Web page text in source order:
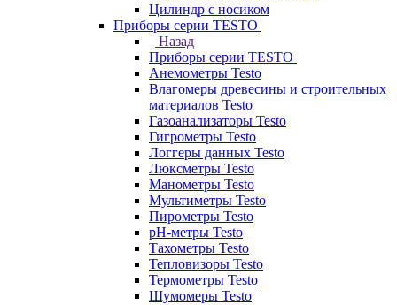
Цилиндр с носиком
Приборы серии TESTO
Назад
Приборы серии TESTO
Анемометры Testo
Влагомеры древесины и строительных
материалов Testo
Газоанализаторы Testo
Гигрометры Testo
Логгеры данных Testo
Люксметры Testo
Манометры Testo
Мультиметры Testo
Пирометры Testo
pH-метры Testo
Тахометры Testo
Тепловизоры Testo
Термометры Testo
Шумомеры Testo